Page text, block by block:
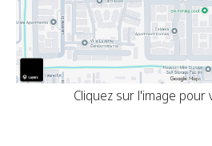
Cliquez sur l'image pour